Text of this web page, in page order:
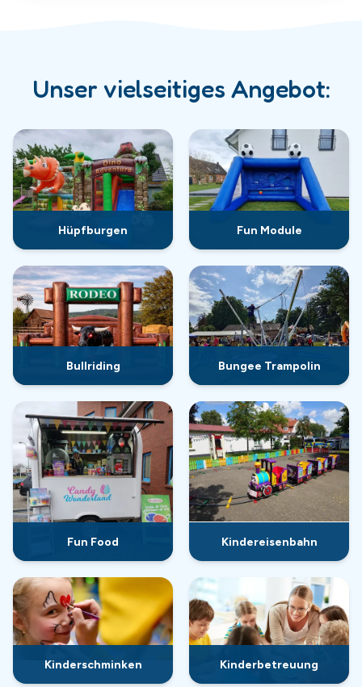
Unser vielseitiges Angebot:
Hüpfburgen Fun Module
Bullriding Bungee Trampolin
Fun Food Kindereisenbahn
Kinderschminken Kinderbetreuung